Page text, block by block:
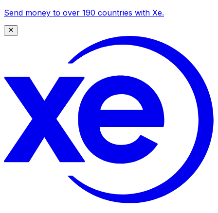
Send money to over 190 countries with Xe.